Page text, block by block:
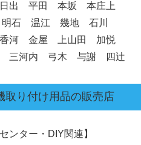
出 平田 本坂 本庄上
明石 温江 幾地 石川
河 金屋 上山田 加悦
三河内 弓木 与謝 四辻
取り付け用品の販売店
ンター・DIY関連】